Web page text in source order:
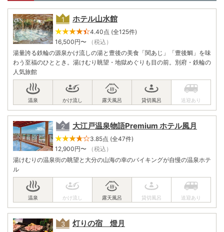
ホテル山水館
4.40点 (全125件)
16,500円〜
（税込）
湯量誇る鉄輪の源泉かけ流しの湯と豊後の美食「関あじ」「豊後鯛」を味
わう至福のひととき。湯けむり眺望・地獄めぐりも目の前。別府・鉄輪の
人気旅館
大江戸温泉物語Premium ホテル風月
3.85点 (全47件)
12,900円〜
（税込）
湯けむりの温泉街の眺望と大分の山海の幸のバイキングが自慢の温泉ホテ
ル
灯りの宿 燈月